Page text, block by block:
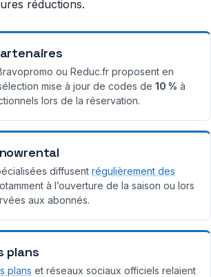
réductions.
ou Reduc.fr proposent en
mise à jour de codes de 10 % à
lors de la réservation.
diffusent régulièrement des
à l’ouverture de la saison ou lors
aux abonnés.
plans
plans et réseaux sociaux officiels relaient